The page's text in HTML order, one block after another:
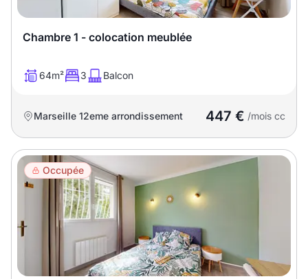
T2 T3 T4
T6 T7 T8 T9
T10 T11 T12
T13 T14 T15
Chambre 1 - colocation meublée
64m² 3 Balcon
Marseille 12eme arrondissement 447 € /mois cc
Occupée